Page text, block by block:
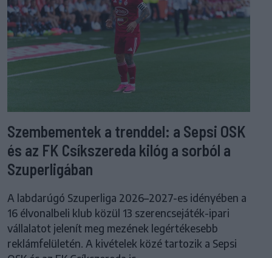
Szembementek a trenddel: a Sepsi OSK
és az FK Csíkszereda kilóg a sorból a
Szuperligában
A labdarúgó Szuperliga 2026–2027-es idényében a
16 élvonalbeli klub közül 13 szerencsejáték-ipari
vállalatot jelenít meg mezének legértékesebb
reklámfelületén. A kivételek közé tartozik a Sepsi